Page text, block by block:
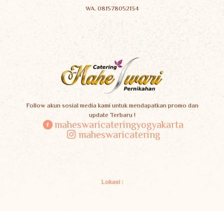
WA. 081578052134
Follow akun sosial media kami untuk mendapatkan promo dan
update Terbaru !
maheswaricateringyogyakarta
maheswaricatering
Lokasi :